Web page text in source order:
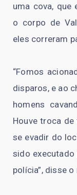
uma cova, que
o corpo de
eles correram
“Fomos
disparos, e ao
homens
Houve troca
se evadir do
sido
polícia”, disse o